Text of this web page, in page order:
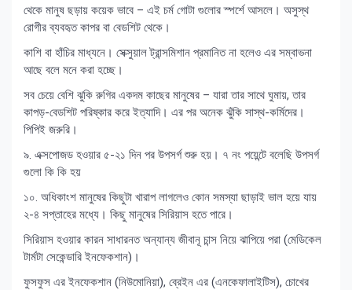
থেকে মানুষ ছড়ায় কয়েক ভাবে – এই চর্ম গোটা গুলোর স্পর্শে আসলে। অসুস্থ
রোগীর ব্যবহৃত কাপর বা বেডশিট থেকে।
কাশি বা হাঁচির মাধ্যনে। সেক্সুয়াল ট্রান্সমিশান প্রমানিত না হলেও এর সম্বাভনা
আছে বলে মনে করা হচ্ছে।
সব চেয়ে বেশি ঝুকি রুগির একদম কাছের মানুষের – যারা তার সাথে ঘুমায়, তার
কাপড়-বেডশিট পরিষ্কার করে ইত্যাদি। এর পর অনেক ঝুঁকি সাস্থ-কর্মিদের।
পিপিই জরুরি।
৯. এক্সপোজড হওয়ার ৫-২১ দিন পর উপসর্গ শুরু হয়। ৭ নং পয়েন্টে বলেছি উপসর্গ
গুলো কি কি হয়
১০. অধিকাংশ মানুষের কিছুটা খারাপ লাগলেও কোন সমস্যা ছাড়াই ভাল হয়ে যায়
২-৪ সপ্তাহের মধ্যে। কিছু মানুষের সিরিয়াস হতে পারে।
সিরিয়াস হওয়ার কারন সাধারনত অন্যান্য জীবানূ চান্স নিয়ে ঝাপিয়ে পরা (মেডিকেল
টার্মটা সেকেন্ডারি ইনফেকশান)।
ফুসফুস এর ইনফেকশান (নিউমোনিয়া), ব্রেইন এর (এনকেফালাইটিস), চোখের